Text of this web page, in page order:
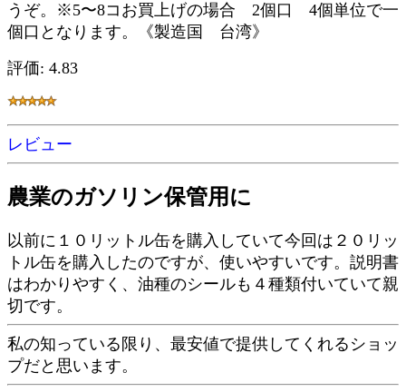
うぞ。※5〜8コお買上げの場合 2個口 4個単位で一
個口となります。《製造国 台湾》
評価: 4.83
レビュー
農業のガソリン保管用に
以前に１０リットル缶を購入していて今回は２０リッ
トル缶を購入したのですが、使いやすいです。説明書
はわかりやすく、油種のシールも４種類付いていて親
切です。
私の知っている限り、最安値で提供してくれるショッ
プだと思います。